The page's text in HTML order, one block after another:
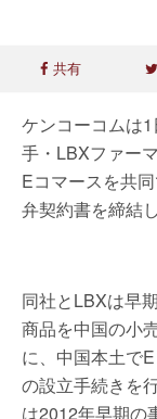
共有
ケンコーコムは
手・LBXファー
Eコマースを共
弁契約書を締結
同社とLBXは早
商品を中国の小
に、中国本土で
の設立手続きを
は2012年早期の